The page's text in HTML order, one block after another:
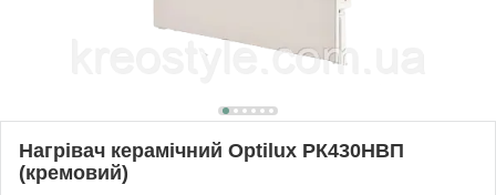
Нагрівач керамічний Optilux РК430НВП
(кремовий)